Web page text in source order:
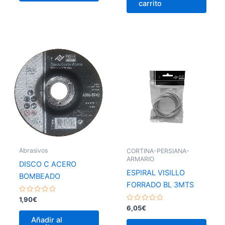
carrito
Abrasivos
DISCO C ACERO
BOMBEADO
Valorado
con
0
1,90€
Añadir al
CORTINA-PERSIANA-
ARMARIO
ESPIRAL VISILLO
FORRADO BL 3MTS
Valorado
con
0
6,05€